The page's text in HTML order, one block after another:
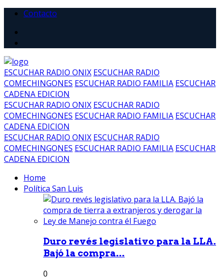
Contacto
ESCUCHAR RADIO ONIX ESCUCHAR RADIO
COMECHINGONES ESCUCHAR RADIO FAMILIA ESCUCHAR
CADENA EDICION
ESCUCHAR RADIO ONIX ESCUCHAR RADIO
COMECHINGONES ESCUCHAR RADIO FAMILIA ESCUCHAR
CADENA EDICION
ESCUCHAR RADIO ONIX ESCUCHAR RADIO
COMECHINGONES ESCUCHAR RADIO FAMILIA ESCUCHAR
CADENA EDICION
Home
Política San Luis
Duro revés legislativo para la LLA.
Bajó la compra...
0